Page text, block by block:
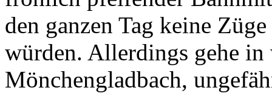
den ganzen Tag keine
würden. Allerdings gehe
Mönchengladbach,